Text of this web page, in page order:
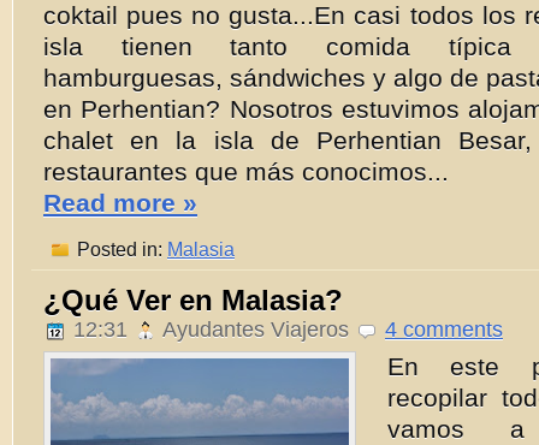
coktail pues no gusta...En casi todos los
isla tienen tanto comida típica
hamburguesas, sándwiches y algo de
en Perhentian? Nosotros estuvimos
chalet en la isla de Perhentian
restaurantes que más conocimos...
Read more »
Posted in: Malasia
¿Qué Ver en Malasia?
12:31 Ayudantes Viajeros 4 comments
En este
recopilar
vamos